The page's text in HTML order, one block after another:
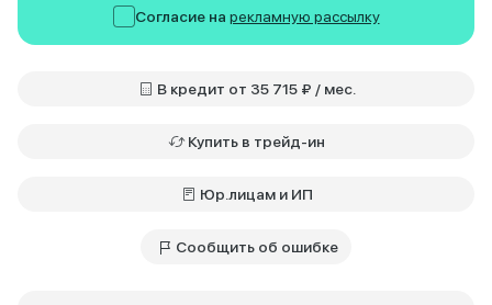
Согласие на рекламную рассылку
В кредит от 35 715 ₽ / мес.
Купить в трейд-ин
Юр.лицам и ИП
Сообщить об ошибке